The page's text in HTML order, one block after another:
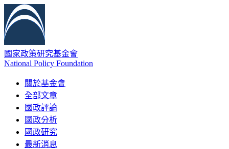
國家政策研究基金會
National Policy Foundation
關於基金會
全部文章
國政評論
國政分析
國政研究
最新消息